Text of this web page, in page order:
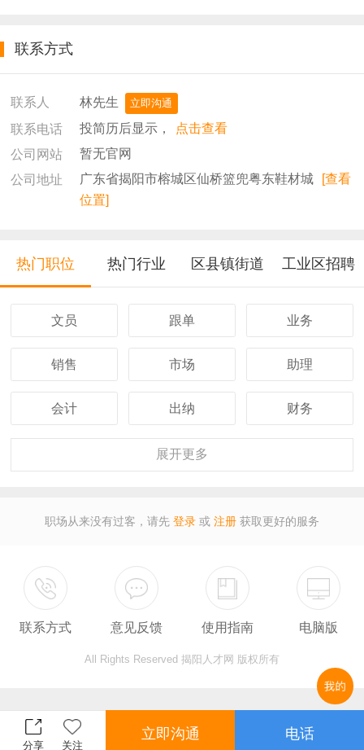
联系方式
联系人 林先生 立即沟通
联系电话 投简历后显示，
点击查看
公司网站
暂无官网
公司地址
广东省揭阳市榕城区仙桥篮兜粤东鞋材城
[查看
位置]
热门职位 热门行业 区县镇街道 工业区招聘
文员 跟单 业务
销售 市场 助理
会计 出纳 财务
行政
保安 翻译
广告 收银
总监
展开更多
分享 关注
立即沟通 电话
职场从来没有过客，请先 登录 或 注册 获取更好的服务
联系方式 意见反馈 使用指南 电脑版
All Rights Reserved 揭阳人才网 版权所有